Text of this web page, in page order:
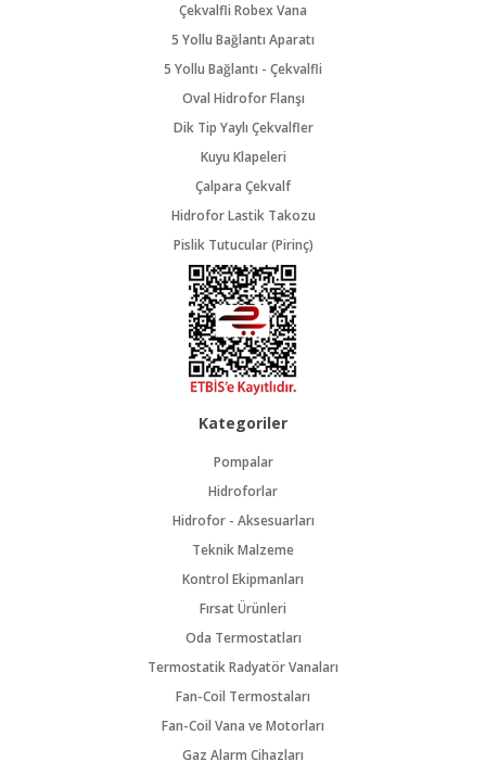
Çekvalfli Robex Vana
5 Yollu Bağlantı Aparatı
5 Yollu Bağlantı - Çekvalfli
Oval Hidrofor Flanşı
Dik Tip Yaylı Çekvalfler
Kuyu Klapeleri
Çalpara Çekvalf
Hidrofor Lastik Takozu
Pislik Tutucular (Pirinç)
Kategoriler
Pompalar
Hidroforlar
Hidrofor - Aksesuarları
Teknik Malzeme
Kontrol Ekipmanları
Fırsat Ürünleri
Oda Termostatları
Termostatik Radyatör Vanaları
Fan-Coil Termostaları
Fan-Coil Vana ve Motorları
Gaz Alarm Cihazları